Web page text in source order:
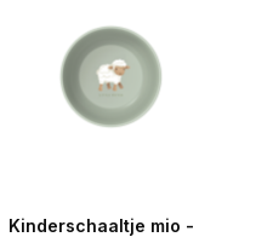
Kinderschaaltje mio -